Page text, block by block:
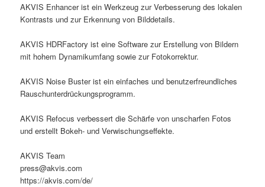
AKVIS Enhancer ist ein Werkzeug zur Verbesserung des lokalen
Kontrasts und zur Erkennung von Bilddetails.
AKVIS HDRFactory ist eine Software zur Erstellung von Bildern
mit hohem Dynamikumfang sowie zur Fotokorrektur.
AKVIS Noise Buster ist ein einfaches und benutzerfreundliches
Rauschunterdrückungsprogramm.
AKVIS Refocus verbessert die Schärfe von unscharfen Fotos
und erstellt Bokeh- und Verwischungseffekte.
AKVIS Team
press@akvis.com
https://akvis.com/de/